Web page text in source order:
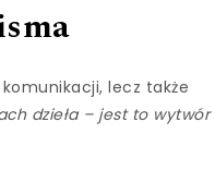
lecz także
dzieła – jest to wytwór